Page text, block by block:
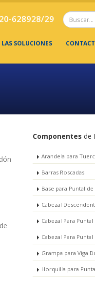
628928/29
SOLUCIONES
Componentes de
Arandela para
Barras Roscadas
Base para Puntal
Cabezal
Cabezal Para Puntal
Cabezal Para
Grampa para Viga
Horquilla para